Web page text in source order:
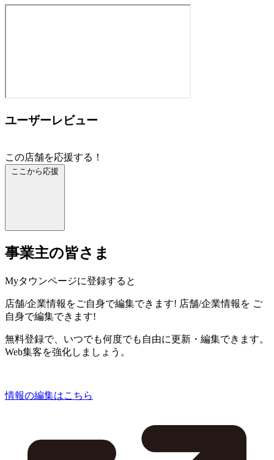
ユーザーレビュー
この店舗を応援する！
ここから応援
事業主の皆さま
Myタウンページに登録すると
店舗/企業情報をご自身で編集できます! 店舗/企業情報を ご
自身で編集できます!
無料登録で、いつでも何度でも自由に更新・編集できます。
Web集客を強化しましょう。
情報の編集はこちら